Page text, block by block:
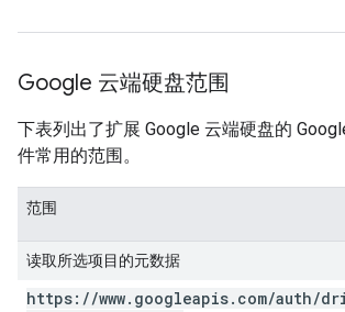
Google 云端硬盘范围
下表列出了扩展 Google 云端硬盘的
件常用的范围。
范围
读取所选项目的元数据
https: //www. googleapis. com/auth/